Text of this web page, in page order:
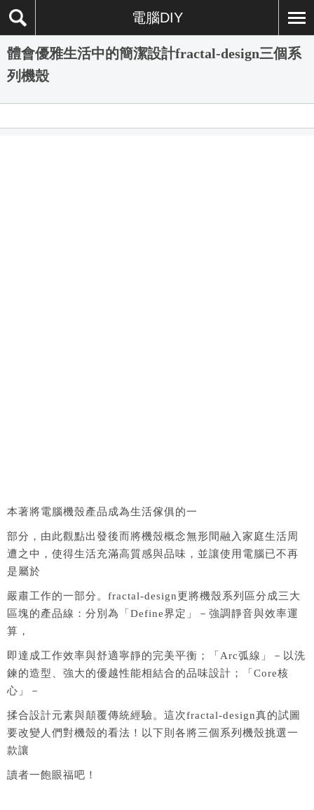
電腦DIY
體會優雅生活中的簡潔設計fractal-design三個系
列機殼
本著將電腦機殼產品成為生活傢俱的一
部分，由此觀點出發後而將機殼概念無形間融入家庭生活周
遭之中，使得生活充滿高質感與品味，並讓使用電腦已不再
是屬於
嚴肅工作的一部分。fractal-design更將機殼系列區分成三大
區塊的產品線：分別為「Define界定」－強調靜音與效率運
算，
即達成工作效率與舒適寧靜的完美平衡；「Arc弧線」－以洗
鍊的造型、強大的優越性能相結合的品味設計；「Core核
心」－
揉合設計元素與顛覆傳統經驗。這次fractal-design真的試圖
要改變人們對機殼的看法！以下則各將三個系列機殼挑選一
款讓
讀者一飽眼福吧！